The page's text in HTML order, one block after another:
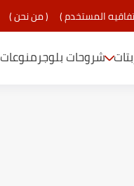
المستخدم ) ( من نحن )
شروحات بلوجرمنوعات